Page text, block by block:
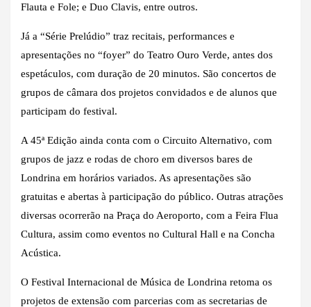
Flauta e Fole; e Duo Clavis, entre outros.
Já a “Série Prelúdio” traz recitais, performances e
apresentações no “foyer” do Teatro Ouro Verde, antes dos
espetáculos, com duração de 20 minutos. São concertos de
grupos de câmara dos projetos convidados e de alunos que
participam do festival.
A 45ª Edição ainda conta com o Circuito Alternativo, com
grupos de jazz e rodas de choro em diversos bares de
Londrina em horários variados. As apresentações são
gratuitas e abertas à participação do público. Outras atrações
diversas ocorrerão na Praça do Aeroporto, com a Feira Flua
Cultura, assim como eventos no Cultural Hall e na Concha
Acústica.
O Festival Internacional de Música de Londrina retoma os
projetos de extensão com parcerias com as secretarias de